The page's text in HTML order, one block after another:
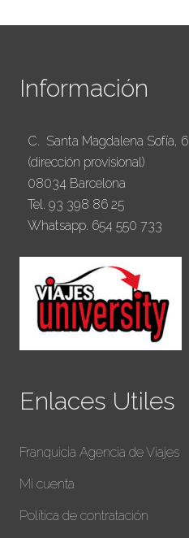
Información
C. Santa Magdalena Sofía, 6
(dirección provisional)
08034 Barcelona
Tel. 93 398 86 25
Whatsapp. 654 550 733
Enlaces Utiles
Franquicia Agencia de Viajes
Mi cuenta
Política de contratación